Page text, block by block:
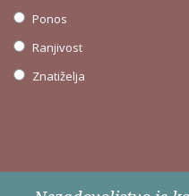
Ponos
Ranjivost
Znatiželja